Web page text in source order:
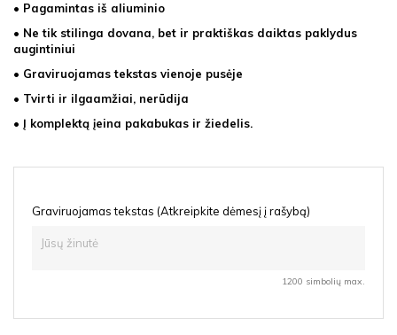
• Pagamintas iš aliuminio
• Ne tik stilinga dovana, bet ir praktiškas daiktas paklydus
augintiniui
• Graviruojamas tekstas vienoje pusėje
• Tvirti ir ilgaamžiai, nerūdija
• Į komplektą įeina pakabukas ir žiedelis.
Graviruojamas tekstas (Atkreipkite dėmesį į rašybą)
1200 simbolių max.